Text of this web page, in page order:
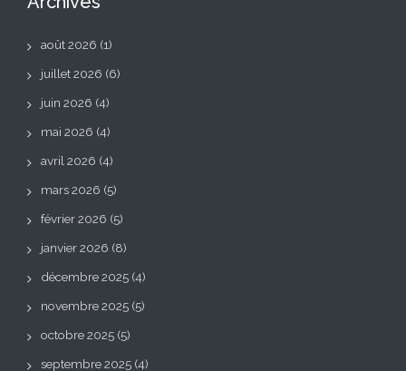
août 2026 (1)
juillet 2026 (6)
juin 2026 (4)
mai 2026 (4)
avril 2026 (4)
mars 2026 (5)
février 2026 (5)
janvier 2026 (8)
décembre 2025 (4)
novembre 2025 (5)
octobre 2025 (5)
septembre 2025 (4)